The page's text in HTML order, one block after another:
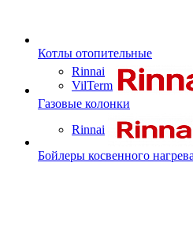
Котлы отопительные
Rinnai
VilTerm
Газовые колонки
Rinnai
Бойлеры косвенного нагрева